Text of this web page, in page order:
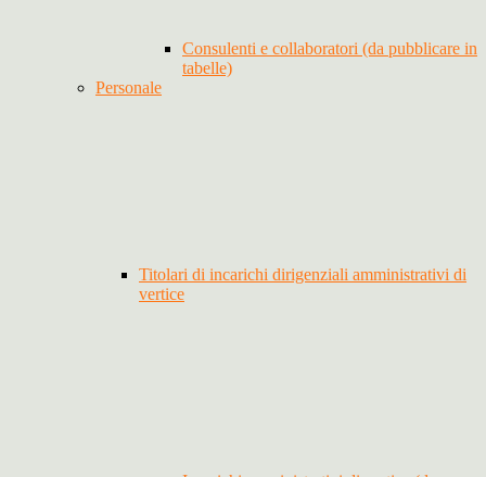
Consulenti e collaboratori (da pubblicare in
tabelle)
Personale
Titolari di incarichi dirigenziali amministrativi di
vertice